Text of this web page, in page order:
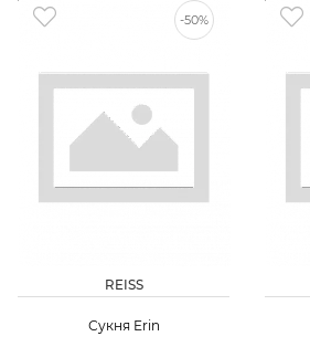
-50%
REISS
Сукня Erin